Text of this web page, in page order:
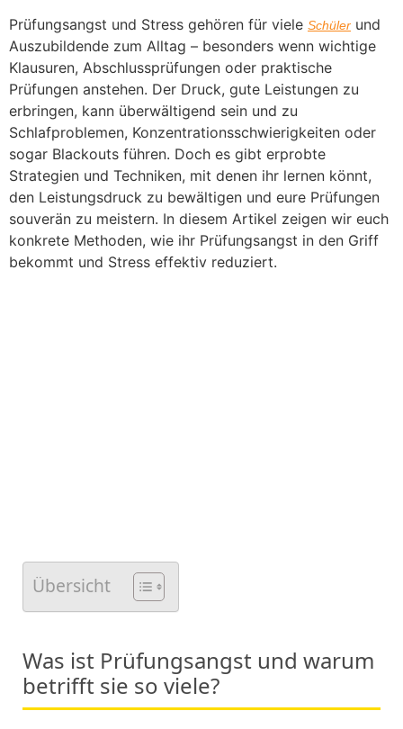
Prüfungsangst und Stress gehören für viele Schüler und
Auszubildende zum Alltag – besonders wenn wichtige
Klausuren, Abschlussprüfungen oder praktische
Prüfungen anstehen. Der Druck, gute Leistungen zu
erbringen, kann überwältigend sein und zu
Schlafproblemen, Konzentrationsschwierigkeiten oder
sogar Blackouts führen. Doch es gibt erprobte
Strategien und Techniken, mit denen ihr lernen könnt,
den Leistungsdruck zu bewältigen und eure Prüfungen
souverän zu meistern. In diesem Artikel zeigen wir euch
konkrete Methoden, wie ihr Prüfungsangst in den Griff
bekommt und Stress effektiv reduziert.
Übersicht
Was ist Prüfungsangst und warum
betrifft sie so viele?